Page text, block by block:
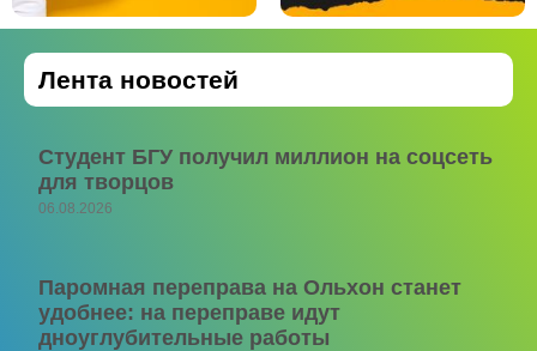
Лента новостей
Студент БГУ получил миллион на соцсеть
для творцов
06.08.2026
Паромная переправа на Ольхон станет
удобнее: на переправе идут
дноуглубительные работы